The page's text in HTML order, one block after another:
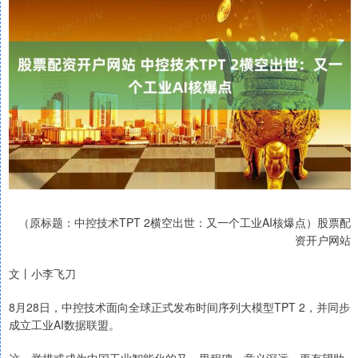
（原标题：中控技术TPT 2横空出世：又一个工业AI核爆点）股票配
资开户网站
文丨小李飞刀
8月28日，中控技术面向全球正式发布时间序列大模型TPT 2，并同步
成立工业AI数据联盟。